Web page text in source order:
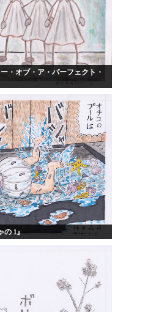
ー・オブ・ア・パーフェクト・
の 1』